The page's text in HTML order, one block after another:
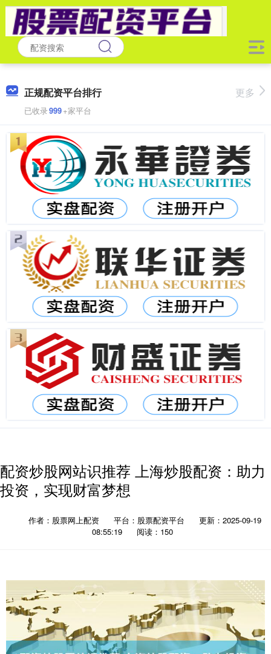
正规配资平台排行
已收录999+家平台
更多
配资炒股网站识推荐 上海炒股配资：助力
投资，实现财富梦想
作者：股票网上配资 平台：股票配资平台
更新：2025-09-19
08:55:19
阅读：150